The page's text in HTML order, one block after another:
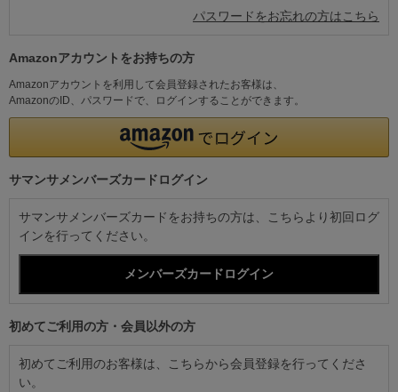
パスワードをお忘れの方はこちら
Amazonアカウントをお持ちの方
Amazonアカウントを利用して会員登録されたお客様は、
AmazonのID、パスワードで、ログインすることができます。
サマンサメンバーズカードログイン
サマンサメンバーズカードをお持ちの方は、こちらより初回ログ
インを行ってください。
初めてご利用の方・会員以外の方
初めてご利用のお客様は、こちらから会員登録を行ってくださ
い。